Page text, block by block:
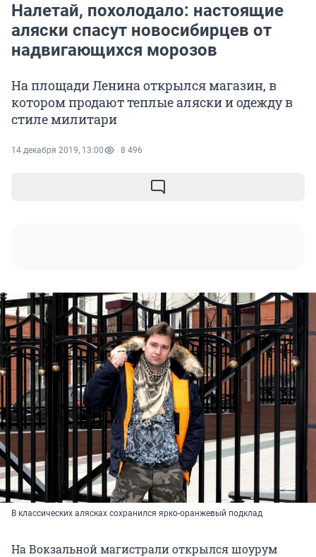
Налетай, похолодало: настоящие
аляски спасут новосибирцев от
надвигающихся морозов
На площади Ленина открылся магазин, в
котором продают теплые аляски и одежду в
стиле милитари
14 декабря 2019, 13:00 8 496
В классических алясках сохранился ярко-оранжевый подклад
На Вокзальной магистрали открылся шоурум